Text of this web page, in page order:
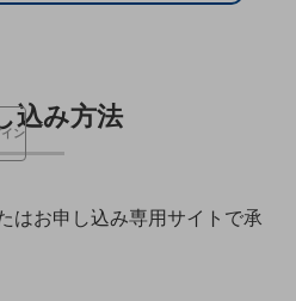
ン
込み方法
はお申し込み専用サイトで承